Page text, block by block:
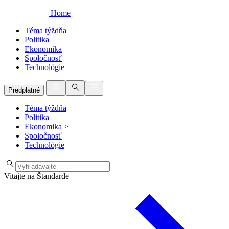
Home
Téma týždňa
Politika
Ekonomika
Spoločnosť
Technológie
Predplatné
Téma týždňa
Politika
Ekonomika >
Spoločnosť
Technológie
Vitajte na Štandarde